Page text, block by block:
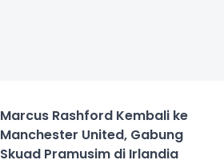
Marcus Rashford Kembali ke
Manchester United, Gabung
Skuad Pramusim di Irlandia